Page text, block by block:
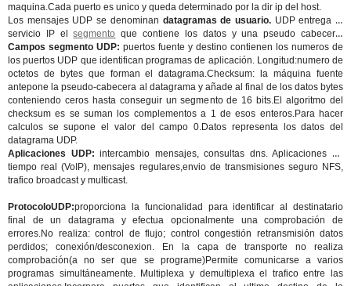
maquina.Cada puerto es unico y queda determinado por la dir ip del host.
Los mensajes UDP se denominan datagramas de usuario. UDP entrega al
servicio IP elsegmento que contiene los datos y una pseudo cabecera.
Campos segmento UDP: puertos fuente y destino contienen los numeros de
los puertos UDP que identifican programas de aplicación. Longitud:numero de
octetos de bytes que forman el datagrama.Checksum: la máquina fuente
antepone la pseudo-cabecera al datagrama y añade al final de los datos bytes
conteniendo ceros hasta conseguir un segmento de 16 bits.El algoritmo del
checksum es se suman los complementos a 1 de esos enteros.Para hacer
calculos se supone el valor del campo 0.Datos representa los datos del
datagrama UDP.
Aplicaciones UDP: intercambio mensajes, consultas dns. Aplicaciones en
tiempo real (VoIP), mensajes regulares,envio de transmisiones seguro NFS,
trafico broadcast y multicast.
ProtocoloUDP:proporciona la funcionalidad para identificar al destinatario
final de un datagrama y efectua opcionalmente una comprobación de
errores.No realiza: control de flujo; control congestión retransmisión datos
perdidos; conexión/desconexion. En la capa de transporte no realiza
comprobación(a no ser que se programe)Permite comunicarse a varios
programas simultáneamente. Multiplexa y demultiplexa el trafico entre las